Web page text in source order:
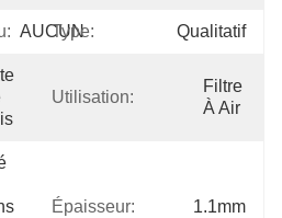
AUCUN
Type: Qualitatif
Utilisation:
Filtre
À Air
Épaisseur: 1.1mm